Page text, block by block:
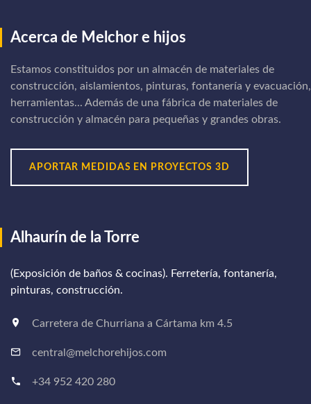
Acerca de Melchor e hijos
Estamos constituidos por un almacén de materiales de
construcción, aislamientos, pinturas, fontanería y evacuación,
herramientas... Además de una fábrica de materiales de
construcción y almacén para pequeñas y grandes obras.
APORTAR MEDIDAS EN PROYECTOS 3D
Alhaurín de la Torre
(Exposición de baños & cocinas). Ferretería, fontanería,
pinturas, construcción.
Carretera de Churriana a Cártama km 4.5
central@melchorehijos.com
+34 952 420 280